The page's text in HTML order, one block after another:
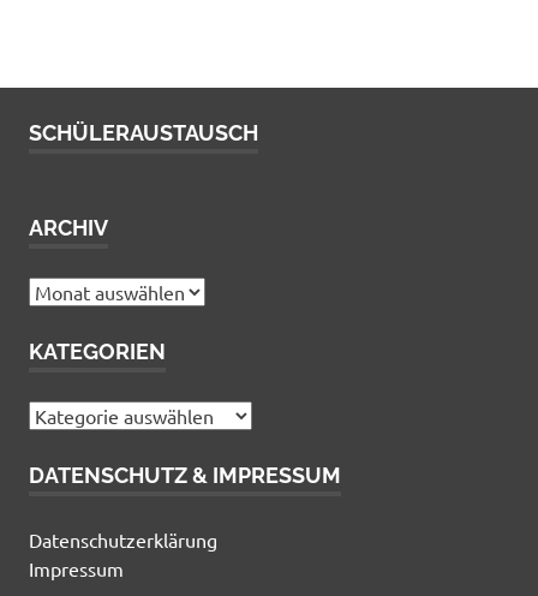
SCHÜLERAUSTAUSCH
ARCHIV
Archiv
KATEGORIEN
Kategorien
DATENSCHUTZ & IMPRESSUM
Datenschutzerklärung
Impressum